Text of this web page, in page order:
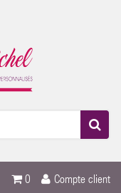
Compte client
0